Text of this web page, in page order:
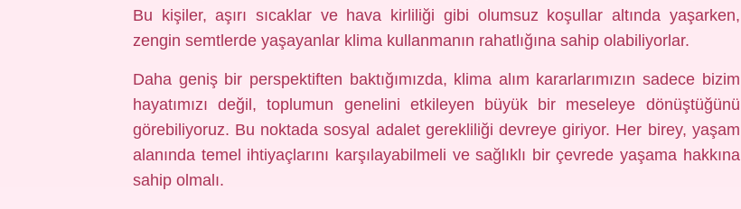
Bu kişiler, aşırı sıcaklar ve hava kirliliği gibi olumsuz koşullar altında yaşarken,
zengin semtlerde yaşayanlar klima kullanmanın rahatlığına sahip olabiliyorlar.
Daha geniş bir perspektiften baktığımızda, klima alım kararlarımızın sadece bizim
hayatımızı değil, toplumun genelini etkileyen büyük bir meseleye dönüştüğünü
görebiliyoruz. Bu noktada sosyal adalet gerekliliği devreye giriyor. Her birey, yaşam
alanında temel ihtiyaçlarını karşılayabilmeli ve sağlıklı bir çevrede yaşama hakkına
sahip olmalı.